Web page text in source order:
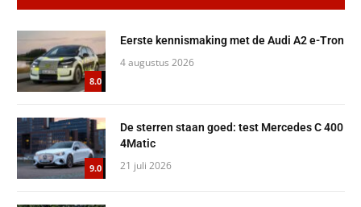
8.0
Eerste kennismaking met de Audi A2 e-Tron
4 augustus 2026
9.0
De sterren staan goed: test Mercedes C 400
4Matic
21 juli 2026